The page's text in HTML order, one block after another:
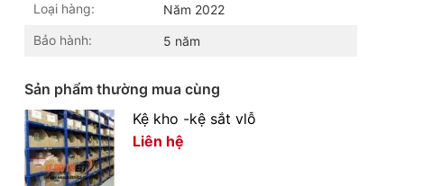
Loại hàng:
Năm 2022
Bảo hành:
5 năm
Sản phẩm thường mua cùng
Kệ kho -kệ sắt vlỗ
Liên hệ